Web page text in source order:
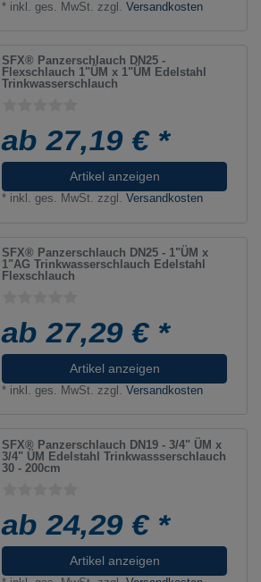
* inkl. ges. MwSt. zzgl.Versandkosten
SFX® Panzerschlauch DN25 -
Flexschlauch 1"ÜM x 1"ÜM Edelstahl
Trinkwasserschlauch
ab 27,19 € *
Artikel anzeigen
* inkl. ges. MwSt. zzgl.Versandkosten
SFX® Panzerschlauch DN25 - 1"ÜM x
1"AG Trinkwasserschlauch Edelstahl
Flexschlauch
ab 27,29 € *
Artikel anzeigen
* inkl. ges. MwSt. zzgl.Versandkosten
SFX® Panzerschlauch DN19 - 3/4" ÜM x
3/4" ÜM Edelstahl Trinkwassserschlauch
30 - 200cm
ab 24,29 € *
Artikel anzeigen